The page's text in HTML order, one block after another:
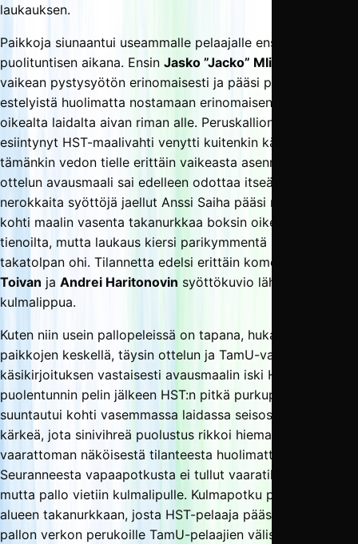
laukauksen.
Paikkoja siunaantui useammalle pelaajalle ensimmäisen
puolituntisen aikana. Ensin Jasko ”Jacko” Mlivic
vaikean pystysyötön erinomaisesti ja pääsi puolustajan
estelyistä huolimatta nostamaan erinomaisen sijoituksen
oikealta laidalta aivan riman alle. Peruskallion varmuudella
esiintynyt HST-maalivahti venytti kuitenkin kätensä
tämänkin vedon tielle erittäin vaikeasta asennosta, ja
ottelun avausmaali sai edelleen odottaa itseään. Myös
nerokkaita syöttöjä jaellut Anssi Saiha pääsi nostamaan
kohti maalin vasenta takanurkkaa boksin oikean nurkan
tienoilta, mutta laukaus kiersi parikymmentä senttiä
takatolpan ohi. Tilannetta edelsi erittäin komea
Toivan ja Andrei Haritonovin syöttökuvio lähellä oikeaa
kulmalippua.
Kuten niin usein pallopeleissä on tapana, hukattujen
paikkojen keskellä, täysin ottelun ja TamU-valmennuksen
käsikirjoituksen vastaisesti avausmaalin iski HST. Noin
puolentunnin pelin jälkeen HST:n pitkä purkupallo
suuntautui kohti vasemmassa laidassa seisoskellutta HST-
kärkeä, jota sinivihreä puolustus rikkoi hieman hölmösti
vaarattoman näköisestä tilanteesta huolimatta.
Seuranneesta vapaapotkusta ei tullut vaaratilannetta,
mutta pallo vietiin kulmalipulle. Kulmapotku putosi vitosen
alueen takanurkkaan, josta HST-pelaaja pääsi puskemaan
pallon verkon perukoille TamU-pelaajien välistä. TamU-